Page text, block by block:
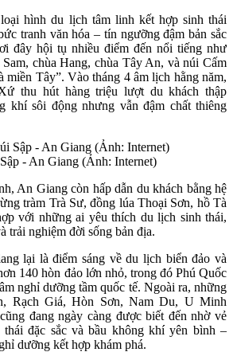
hình du lịch tâm linh kết hợp sinh thái
tranh văn hóa – tín ngưỡng đậm bản sắc
đây hội tụ nhiều điểm đến nổi tiếng như
chùa Hang, chùa Tây An, và núi Cấm
miền Tây”. Vào tháng 4 âm lịch hằng năm,
thu hút hàng triệu lượt du khách thập
khí sôi động nhưng vẫn đậm chất thiêng
- An Giang (Ảnh: Internet)
An Giang còn hấp dẫn du khách bằng hệ
tràm Trà Sư, đồng lúa Thoại Sơn, hồ Tà
với những ai yêu thích du lịch sinh thái,
trải nghiệm đời sống bản địa.
lại là điểm sáng về du lịch biển đảo và
140 hòn đảo lớn nhỏ, trong đó Phú Quốc
nghỉ dưỡng tầm quốc tế. Ngoài ra, những
Rạch Giá, Hòn Sơn, Nam Du, U Minh
đang ngày càng được biết đến nhờ vẻ
thái đặc sắc và bầu không khí yên bình –
dưỡng kết hợp khám phá.